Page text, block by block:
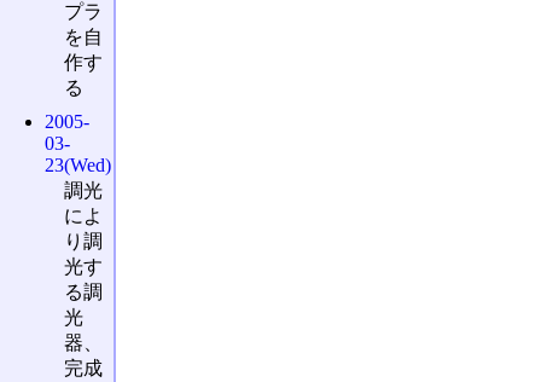
プラ
を自
作す
る
2005-
03-
23(Wed)
調光
によ
り調
光す
る調
光
器、
完成